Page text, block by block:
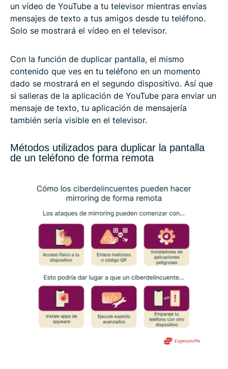
un vídeo de YouTube a tu televisor mientras envías
mensajes de texto a tus amigos desde tu teléfono.
Solo se mostrará el vídeo en el televisor.
Con la función de duplicar pantalla, el mismo
contenido que ves en tu teléfono en un momento
dado se mostrará en el segundo dispositivo. Así que
si salieras de la aplicación de YouTube para enviar un
mensaje de texto, tu aplicación de mensajería
también sería visible en el televisor.
Métodos utilizados para duplicar la pantalla
de un teléfono de forma remota